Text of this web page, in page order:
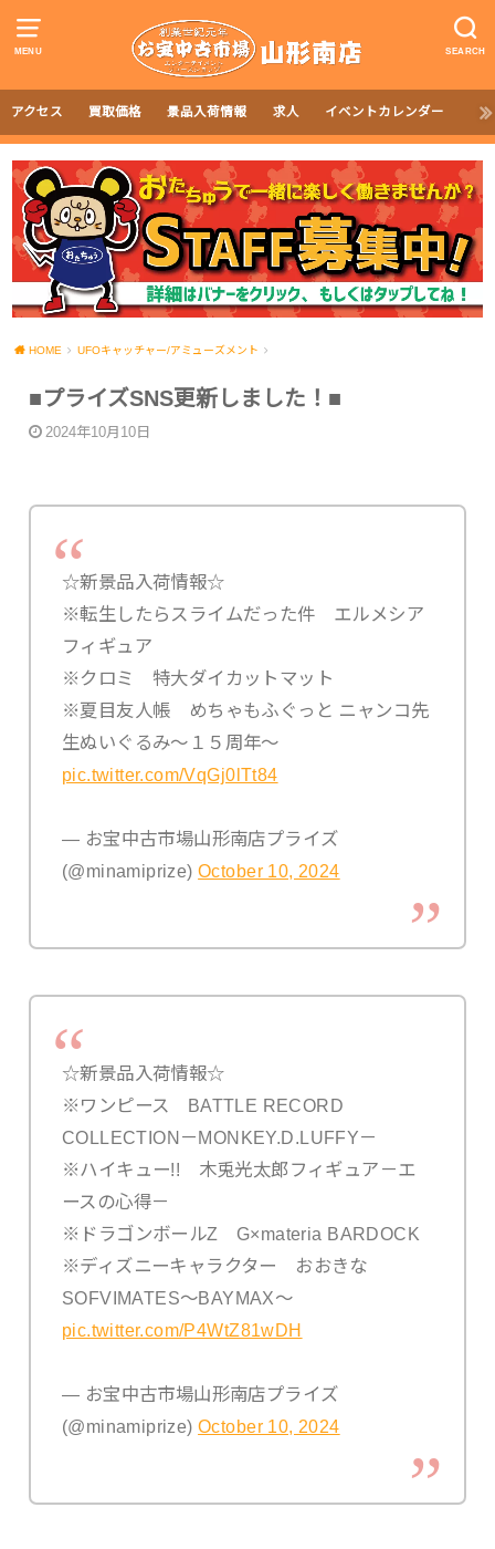
MENU SEARCH
アクセス 買取価格 景品入荷情報 求人 イベントカレンダー
HOME UFOキャッチャー/アミューズメント
■プライズSNS更新しました！■
2024年10月10日
☆新景品入荷情報☆
※転生したらスライムだった件 エルメシア
フィギュア
※クロミ 特大ダイカットマット
※夏目友人帳 めちゃもふぐっと ニャンコ先
生ぬいぐるみ～１５周年～
pic.twitter.com/VqGj0lTt84
— お宝中古市場山形南店プライズ
(@minamiprize)October 10, 2024
☆新景品入荷情報☆
※ワンピース BATTLE RECORD
COLLECTION－MONKEY.D.LUFFY－
※ハイキュー!! 木兎光太郎フィギュア－エ
ースの心得－
※ドラゴンボールZ G×materia BARDOCK
※ディズニーキャラクター おおきな
SOFVIMATES～BAYMAX～
pic.twitter.com/P4WtZ81wDH
— お宝中古市場山形南店プライズ
(@minamiprize)October 10, 2024